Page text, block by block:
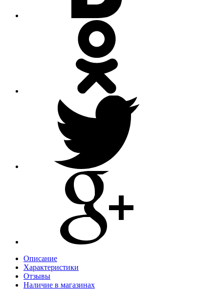
Описание
Характеристики
Отзывы
Наличие в магазинах